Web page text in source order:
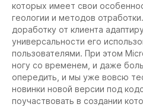
которых имеет свои
геологии и методов
доработку от клиента
универсальности его
пользователями. При этом
ногу со временем, и даже
опередить, и мы уже вовсю
новинки новой версии под
поучаствовать в создании